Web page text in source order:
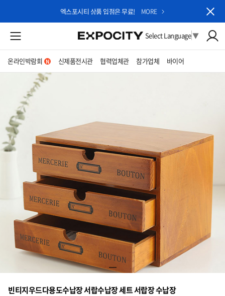
엑스포시티 상품 입점은 무료! MORE
Select Language▼
온라인박람회 신제품전시관 협력업체관 참가업체 바이어
빈티지우드다용도수납장 서랍수납장 세트 서랍장 수납장